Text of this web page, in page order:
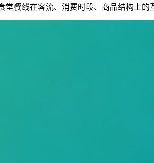
餐线在客流、消费时段、商品结构上的